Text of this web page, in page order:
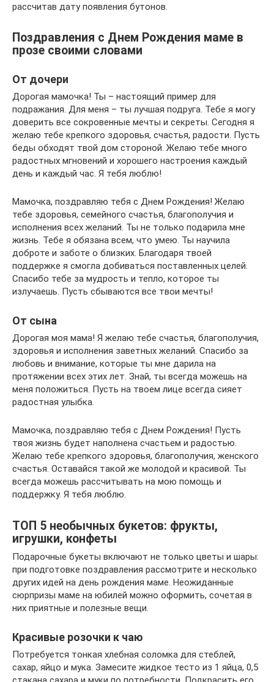
рассчитав дату появления бутонов.
Поздравления с Днем Рождения маме в
прозе своими словами
От дочери
Дорогая мамочка! Ты – настоящий пример для
подражания. Для меня – ты лучшая подруга. Тебе я могу
доверить все сокровенные мечты и секреты. Сегодня я
желаю тебе крепкого здоровья, счастья, радости. Пусть
беды обходят твой дом стороной. Желаю тебе много
радостных мгновений и хорошего настроения каждый
день и каждый час. Я тебя люблю!
Мамочка, поздравляю тебя с Днем Рождения! Желаю
тебе здоровья, семейного счастья, благополучия и
исполнения всех желаний. Ты не только подарила мне
жизнь. Тебе я обязана всем, что умею. Ты научила
доброте и заботе о близких. Благодаря твоей
поддержке я смогла добиваться поставленных целей.
Спасибо тебе за мудрость и тепло, которое ты
излучаешь. Пусть сбываются все твои мечты!
От сына
Дорогая моя мама! Я желаю тебе счастья, благополучия,
здоровья и исполнения заветных желаний. Спасибо за
любовь и внимание, которые ты мне дарила на
протяжении всех этих лет. Знай, ты всегда можешь на
меня положиться. Пусть на твоем лице всегда сияет
радостная улыбка.
Мамочка, поздравляю тебя с Днем Рождения! Пусть
твоя жизнь будет наполнена счастьем и радостью.
Желаю тебе крепкого здоровья, благополучия, женского
счастья. Оставайся такой же молодой и красивой. Ты
всегда можешь рассчитывать на мою помощь и
поддержку. Я тебя люблю.
ТОП 5 необычных букетов: фрукты,
игрушки, конфеты
Подарочные букеты включают не только цветы и шары:
при подготовке поздравления рассмотрите и несколько
других идей на день рождения маме. Неожиданные
сюрпризы маме на юбилей можно оформить, сочетая в
них приятные и полезные вещи.
Красивые розочки к чаю
Потребуется тонкая хлебная соломка для стеблей,
сахар, яйцо и мука. Замесите жидкое тесто из 1 яйца, 0,5